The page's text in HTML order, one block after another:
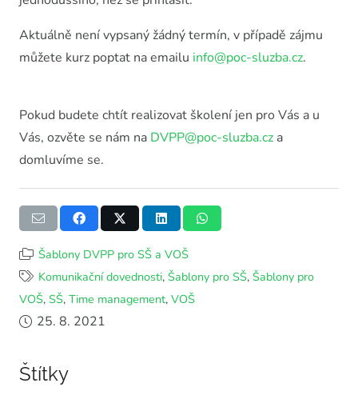
Aktuálně není vypsaný žádný termín, v případě zájmu
můžete kurz poptat na emailu info@poc-sluzba.cz.
Pokud budete chtít realizovat školení jen pro Vás a u
Vás, ozvěte se nám na DVPP@poc-sluzba.cz a
domluvíme se.
Šablony DVPP pro SŠ a VOŠ
Komunikační dovednosti, Šablony pro SŠ, Šablony pro
VOŠ, SŠ, Time management, VOŠ
25. 8. 2021
Štítky